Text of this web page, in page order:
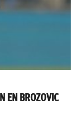
EN BROZOVIC